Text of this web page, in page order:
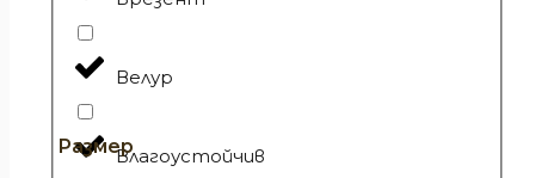
Велур
Влагоустойчив
Размер